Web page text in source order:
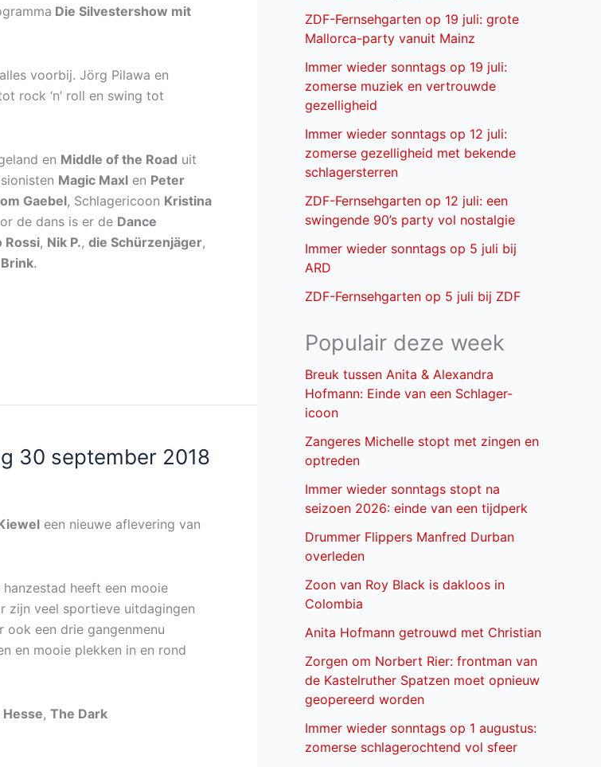
Die Silvestershow mit
voorbij. Jörg Pilawa en
rock ‘n’ roll en swing tot
en Middle of the Road uit
Magic Maxl en Peter
Gaebel, Schlagericoon Kristina
de dans is er de Dance
Rossi, Nik P., die Schürzenjäger,
.
30 september 2018
een nieuwe aflevering van
heeft een mooie
zijn veel sportieve uitdagingen
een drie gangenmenu
en mooie plekken in en rond
Hesse, The Dark
ZDF-Fernsehgarten op 19 juli: grote
Mallorca-party vanuit Mainz
Immer wieder sonntags op 19 juli:
zomerse muziek en vertrouwde
gezelligheid
Immer wieder sonntags op 12 juli:
zomerse gezelligheid met bekende
schlagersterren
ZDF-Fernsehgarten op 12 juli: een
swingende 90’s party vol nostalgie
Immer wieder sonntags op 5 juli bij
ARD
ZDF-Fernsehgarten op 5 juli bij ZDF
Populair deze week
Breuk tussen Anita & Alexandra
Hofmann: Einde van een Schlager-
icoon
Zangeres Michelle stopt met zingen en
optreden
Immer wieder sonntags stopt na
seizoen 2026: einde van een tijdperk
Drummer Flippers Manfred Durban
overleden
Zoon van Roy Black is dakloos in
Colombia
Anita Hofmann getrouwd met Christian
Zorgen om Norbert Rier: frontman van
de Kastelruther Spatzen moet opnieuw
geopereerd worden
Immer wieder sonntags op 1 augustus:
zomerse schlagerochtend vol sfeer